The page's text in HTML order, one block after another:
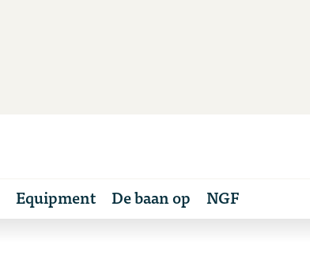
Equipment De baan op NGF